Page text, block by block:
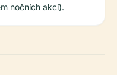
nočních akcí).